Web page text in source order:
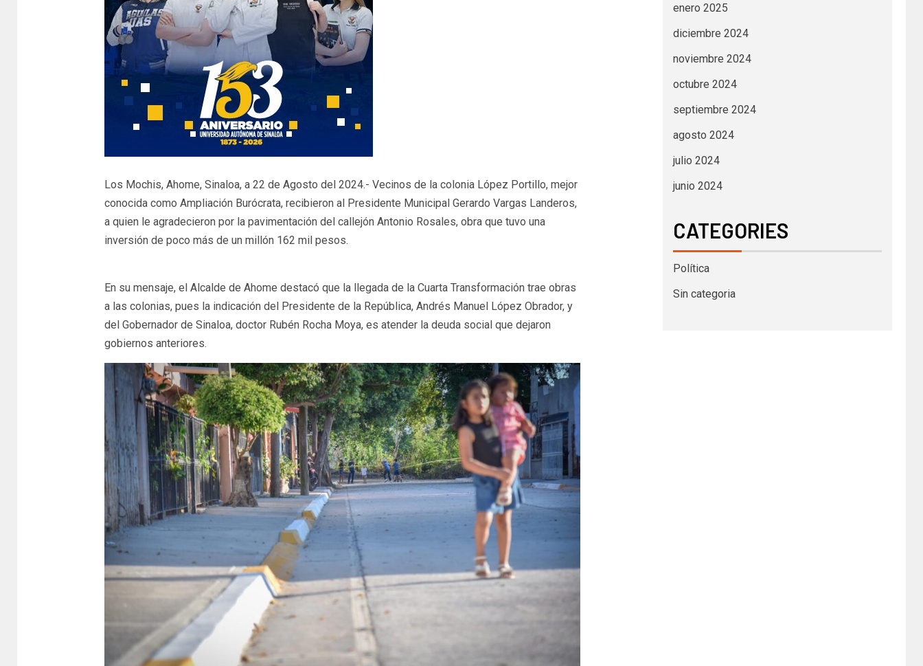
Los Mochis, Ahome, Sinaloa, a 22 de Agosto del 2024.- Vecinos de la colonia López Portillo, mejor
conocida como Ampliación Burócrata, recibieron al Presidente Municipal Gerardo Vargas Landeros,
a quien le agradecieron por la pavimentación del callejón Antonio Rosales, obra que tuvo una
inversión de poco más de un millón 162 mil pesos.
En su mensaje, el Alcalde de Ahome destacó que la llegada de la Cuarta Transformación trae obras
a las colonias, pues la indicación del Presidente de la República, Andrés Manuel López Obrador, y
del Gobernador de Sinaloa, doctor Rubén Rocha Moya, es atender la deuda social que dejaron
gobiernos anteriores.
enero 2025
diciembre 2024
noviembre 2024
octubre 2024
septiembre 2024
agosto 2024
julio 2024
junio 2024
CATEGORIES
Política
Sin categoria